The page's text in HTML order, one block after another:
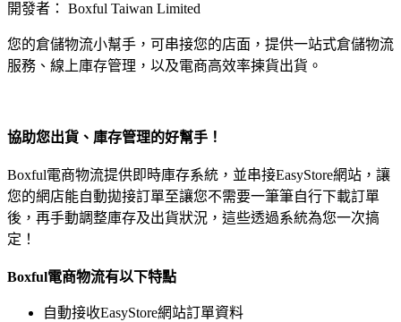
開發者： Boxful Taiwan Limited
您的倉儲物流小幫手，可串接您的店面，提供一站式倉儲物流
服務、線上庫存管理，以及電商高效率揀貨出貨。
協助您出貨、庫存管理的好幫手！
Boxful電商物流提供即時庫存系統，並串接EasyStore網站，讓
您的網店能自動拋接訂單至讓您不需要一筆筆自行下載訂單
後，再手動調整庫存及出貨狀況，這些透過系統為您一次搞
定！
Boxful電商物流有以下特點
自動接收EasyStore網站訂單資料